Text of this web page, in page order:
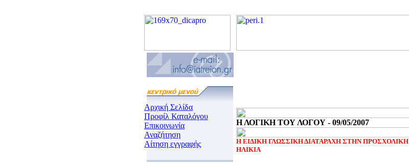
Αρχική Σελίδα
Προφίλ Καταλόγου
Επικοινωνία
Αναζήτηση
Αίτηση εγγραφής
Η ΛΟΓΙΚΗ ΤΟΥ ΛΟΓΟΥ - 09/05/2007
Η ΕΙΔΙΚΗ ΓΛΩΣΣΙΚΗ ΔΙΑΤΑΡΑΧΗ ΣΤΗΝ ΠΡΟΣΧΟΛΙΚΗ
ΗΛΙΚΙΑ